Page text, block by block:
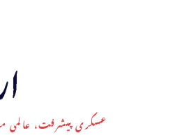
عسکری پیشرفت، عالمی